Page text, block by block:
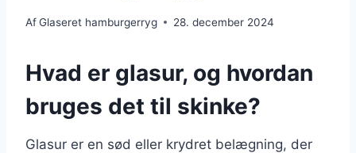
AfGlaseret hamburgerryg 28. december 2024
Hvad er glasur, og hvordan
bruges det til skinke?
Glasur er en sød eller krydret belægning, der